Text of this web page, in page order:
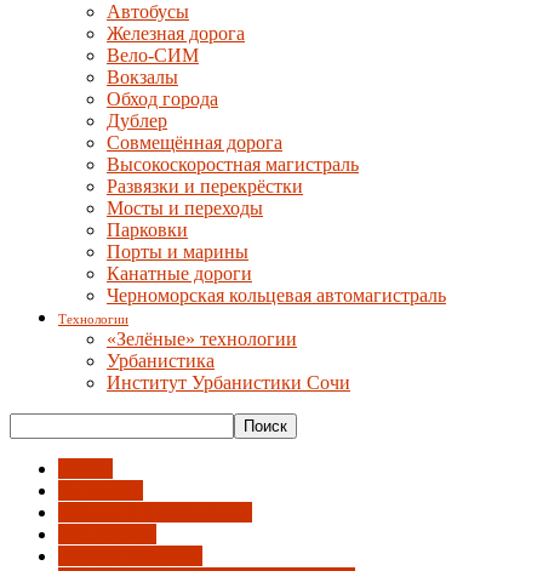
Автобусы
Железная дорога
Вело-СИМ
Вокзалы
Обход города
Дублер
Совмещённая дорога
Высокоскоростная магистраль
Развязки и перекрёстки
Мосты и переходы
Парковки
Порты и марины
Канатные дороги
Черноморская кольцевая автомагистраль
Технологии
«Зелёные» технологии
Урбанистика
Институт Урбанистики Сочи